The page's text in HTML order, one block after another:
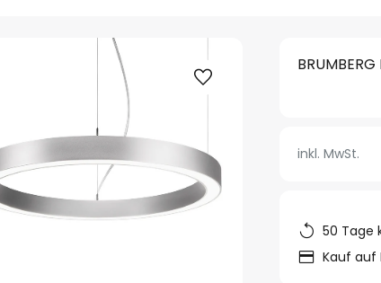
inkl. MwSt.
50 Tage
Kauf auf